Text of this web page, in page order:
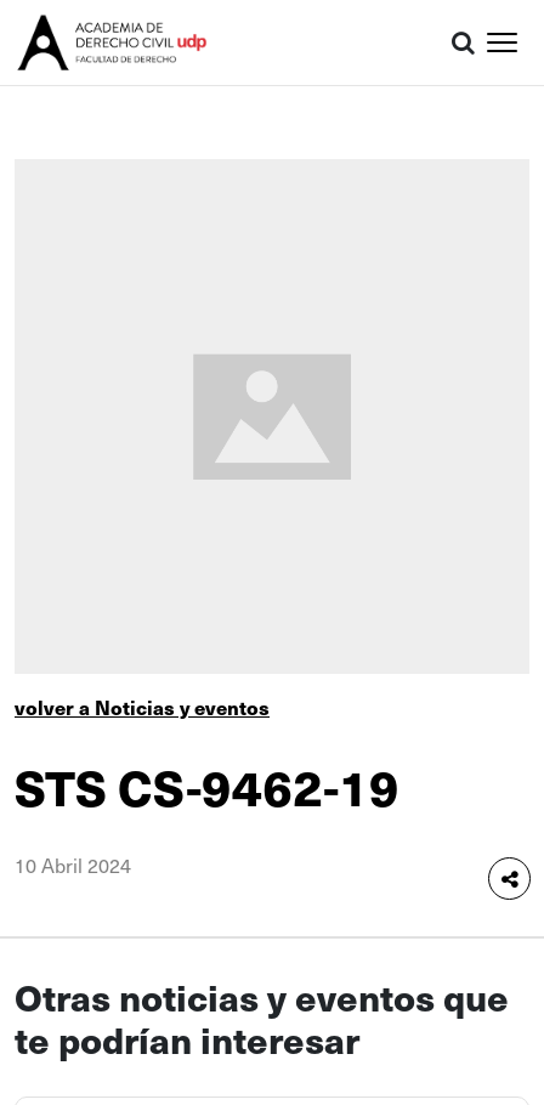
volver a Noticias y eventos
STS CS-9462-19
10 Abril 2024
Otras noticias y eventos que
te podrían interesar